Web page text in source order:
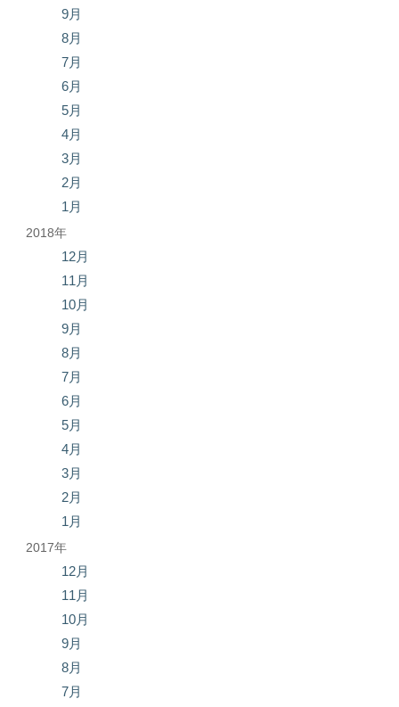
9月
8月
7月
6月
5月
4月
3月
2月
1月
2018年
12月
11月
10月
9月
8月
7月
6月
5月
4月
3月
2月
1月
2017年
12月
11月
10月
9月
8月
7月